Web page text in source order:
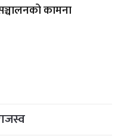
कामना